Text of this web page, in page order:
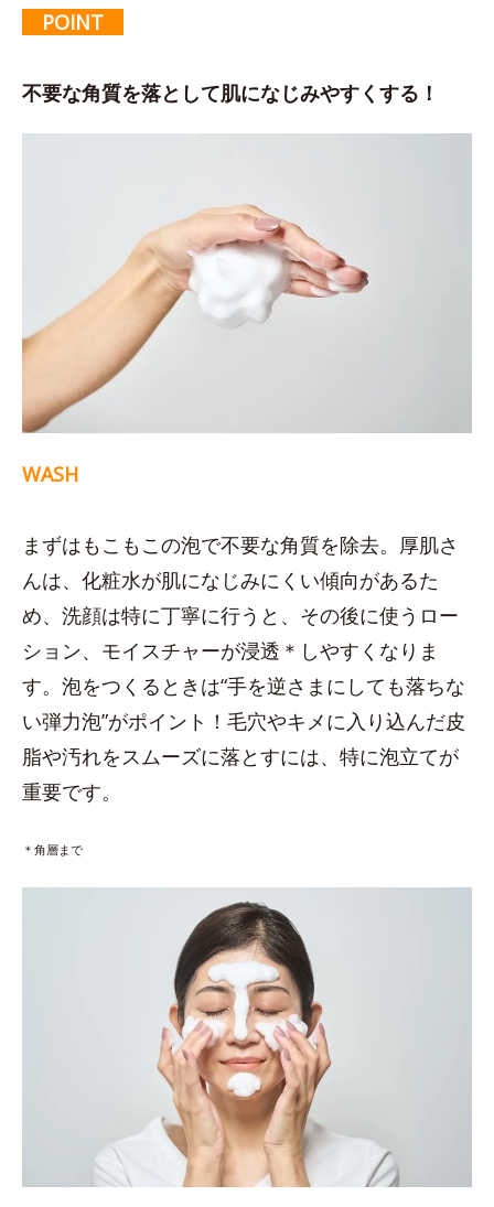
POINT
不要な角質を落として肌になじみやすくする！
WASH
まずはもこもこの泡で不要な角質を除去。厚肌さ
んは、化粧水が肌になじみにくい傾向があるた
め、洗顔は特に丁寧に行うと、その後に使うロー
ション、モイスチャーが浸透＊しやすくなりま
す。泡をつくるときは“手を逆さまにしても落ちな
い弾力泡”がポイント！毛穴やキメに入り込んだ皮
脂や汚れをスムーズに落とすには、特に泡立てが
重要です。
＊角層まで